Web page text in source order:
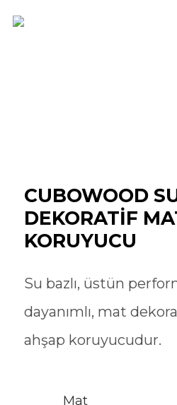
CUBOWOOD
DEKORATİF
KORUYUCU
Su bazlı, üstün
dayanımlı, mat
ahşap koruyucudur.
Mat